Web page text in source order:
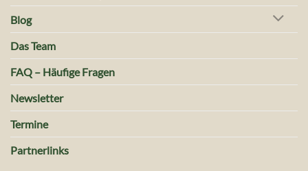
Blog
Das Team
FAQ – Häufige Fragen
Newsletter
Termine
Partnerlinks